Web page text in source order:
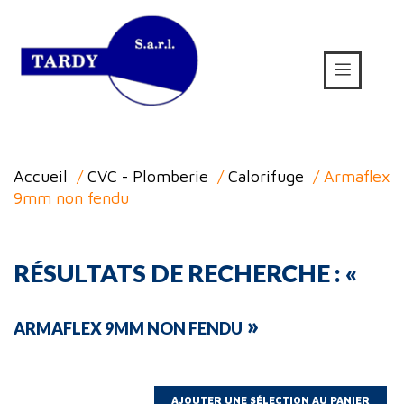
Accueil /CVC - Plomberie /Calorifuge / Armaflex
9mm non fendu
RÉSULTATS DE RECHERCHE : «
ARMAFLEX 9MM NON FENDU »